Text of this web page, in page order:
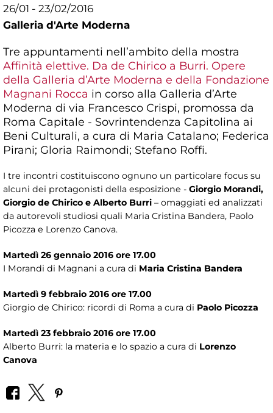
26/01 - 23/02/2016
Galleria d'Arte Moderna
Tre appuntamenti nell’ambito della mostra
Affinità elettive. Da de Chirico a Burri. Opere
della Galleria d’Arte Moderna e della Fondazione
Magnani Rocca in corso alla Galleria d’Arte
Moderna di via Francesco Crispi, promossa da
Roma Capitale - Sovrintendenza Capitolina ai
Beni Culturali, a cura di Maria Catalano; Federica
Pirani; Gloria Raimondi; Stefano Roffi.
I tre incontri costituiscono ognuno un particolare focus su
alcuni dei protagonisti della esposizione - Giorgio Morandi,
Giorgio de Chirico e Alberto Burri – omaggiati ed analizzati
da autorevoli studiosi quali Maria Cristina Bandera, Paolo
Picozza e Lorenzo Canova.
Martedì 26 gennaio 2016 ore 17.00
I Morandi di Magnani a cura di Maria Cristina Bandera
Martedì 9 febbraio 2016 ore 17.00
Giorgio de Chirico: ricordi di Roma a cura di Paolo Picozza
Martedì 23 febbraio 2016 ore 17.00
Alberto Burri: la materia e lo spazio a cura di Lorenzo
Canova